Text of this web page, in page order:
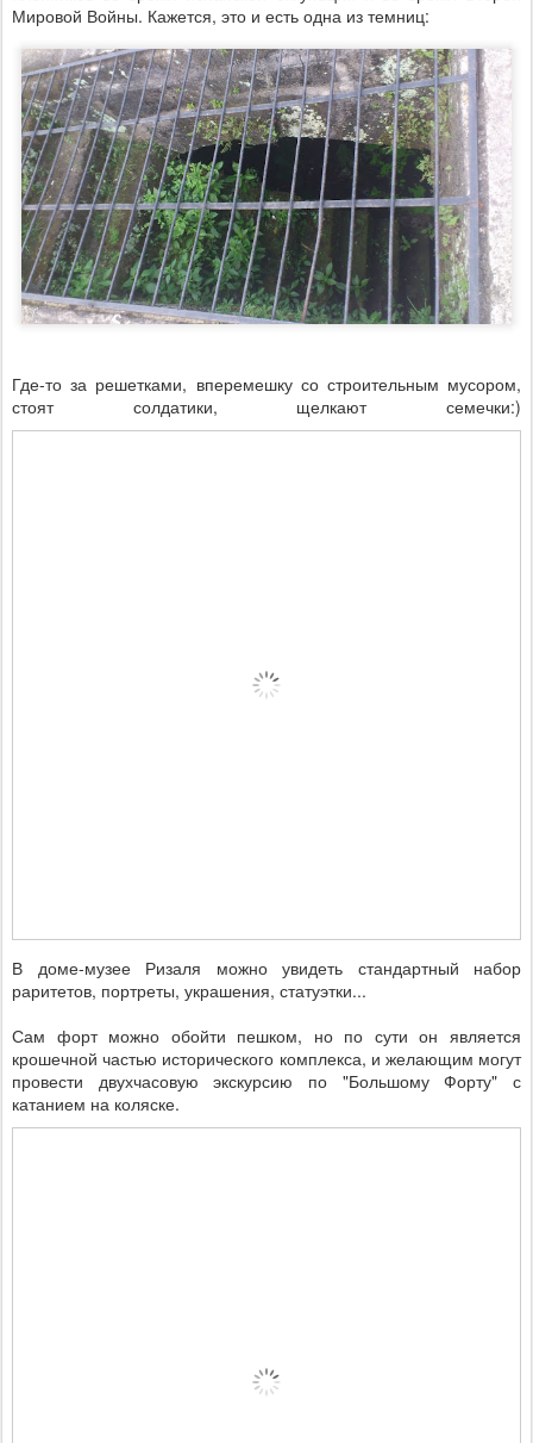
Мировой Войны. Кажется, это и есть одна из темниц:
Где-то за решетками, вперемешку со строительным мусором,
стоят солдатики, щелкают семечки:)
В доме-музее Ризаля можно увидеть стандартный набор
раритетов, портреты, украшения, статуэтки...
Сам форт можно обойти пешком, но по сути он является
крошечной частью исторического комплекса, и желающим могут
провести двухчасовую экскурсию по "Большому Форту" с
катанием на коляске.